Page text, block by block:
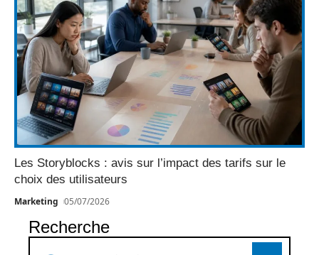
Les Storyblocks : avis sur l’impact des tarifs sur le
choix des utilisateurs
Marketing 05/07/2026
Recherche